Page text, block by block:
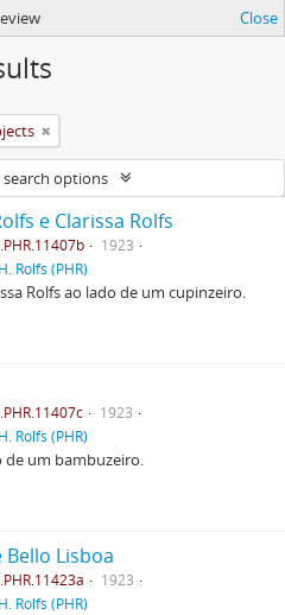
Close
options
e Clarissa Rolfs
1923
Rolfs (PHR)
Rolfs ao lado de um cupinzeiro.
1923
Rolfs (PHR)
de um bambuzeiro.
Lisboa
1923
Rolfs (PHR)